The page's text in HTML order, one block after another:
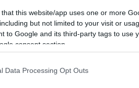
that this website/app uses one or more
but not limited to your visit or
to Google and its third-party tags to use
consent section.
Data Processing Opt Outs